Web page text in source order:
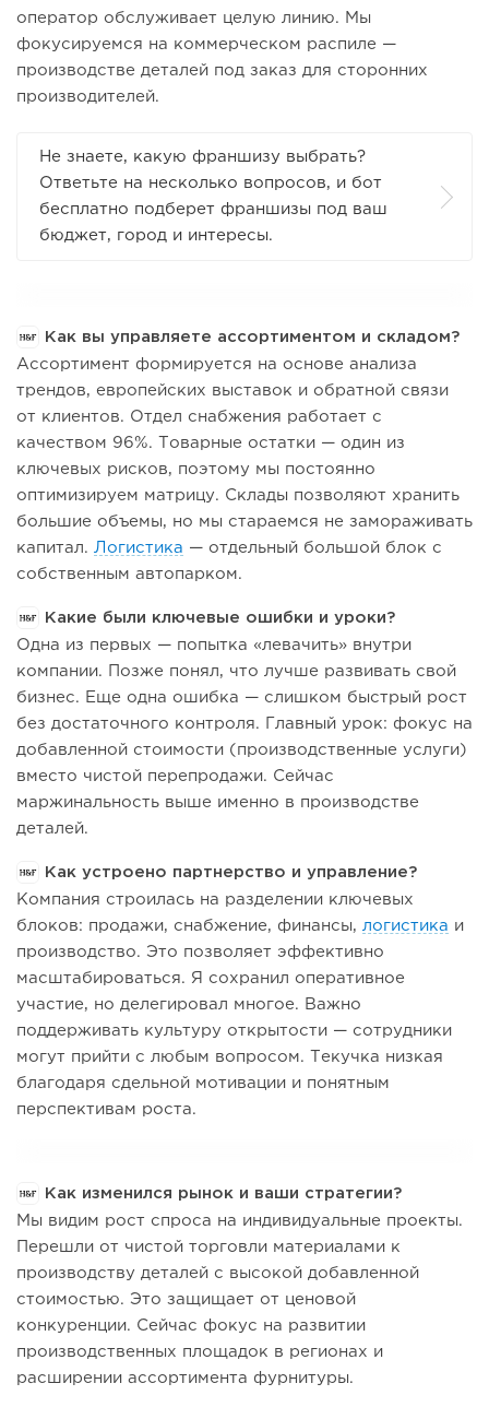
оператор обслуживает целую линию. Мы
фокусируемся на коммерческом распиле —
производстве деталей под заказ для сторонних
производителей.
Не знаете, какую франшизу выбрать?
Ответьте на несколько вопросов, и бот
бесплатно подберет франшизы под ваш
бюджет, город и интересы.
Как вы управляете ассортиментом и складом?
Ассортимент формируется на основе анализа
трендов, европейских выставок и обратной связи
от клиентов. Отдел снабжения работает с
качеством 96%. Товарные остатки — один из
ключевых рисков, поэтому мы постоянно
оптимизируем матрицу. Склады позволяют хранить
большие объемы, но мы стараемся не замораживать
капитал. Логистика — отдельный большой блок с
собственным автопарком.
Какие были ключевые ошибки и уроки?
Одна из первых — попытка «левачить» внутри
компании. Позже понял, что лучше развивать свой
бизнес. Еще одна ошибка — слишком быстрый рост
без достаточного контроля. Главный урок: фокус на
добавленной стоимости (производственные услуги)
вместо чистой перепродажи. Сейчас
маржинальность выше именно в производстве
деталей.
Как устроено партнерство и управление?
Компания строилась на разделении ключевых
блоков: продажи, снабжение, финансы, логистика и
производство. Это позволяет эффективно
масштабироваться. Я сохранил оперативное
участие, но делегировал многое. Важно
поддерживать культуру открытости — сотрудники
могут прийти с любым вопросом. Текучка низкая
благодаря сдельной мотивации и понятным
перспективам роста.
Как изменился рынок и ваши стратегии?
Мы видим рост спроса на индивидуальные проекты.
Перешли от чистой торговли материалами к
производству деталей с высокой добавленной
стоимостью. Это защищает от ценовой
конкуренции. Сейчас фокус на развитии
производственных площадок в регионах и
расширении ассортимента фурнитуры.